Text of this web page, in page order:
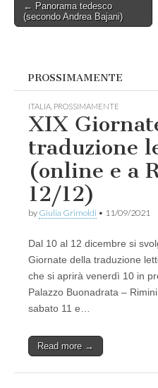
Post
navigation
← Panorama tedesco
(secondo Andrea Bajani)
PROSSIMAMENTE
ITALIA PROSSIMAMENTE
XIX
traduzione
(online e a
12/12)
by Giulia Grimoldi • 11/09/2021
Dal 10 al 12 dicembre si
Giornate della traduzione
che si aprirà venerdì 10 in
Palazzo Buonadrata –
sabato 11 e…
Read more →